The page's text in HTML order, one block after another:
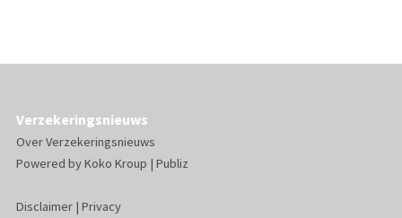
Verzekeringsnieuws
Over Verzekeringsnieuws
Powered byKoko Kroup | Publiz
Disclaimer| Privacy